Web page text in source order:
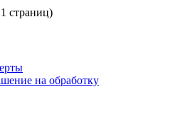
страниц)
на обработку